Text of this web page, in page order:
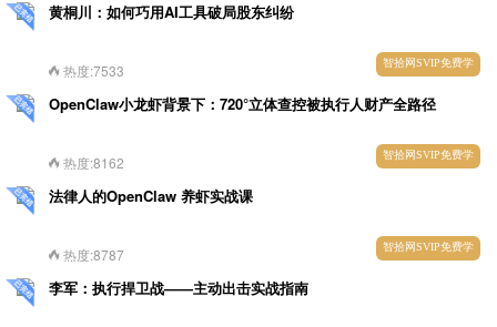
黄桐川：如何巧用AI工具破局股东纠纷
热度:7533 智拾网SVIP免费学
OpenClaw小龙虾背景下：720°立体查控被执行人财产全路径
热度:8162 智拾网SVIP免费学
法律人的OpenClaw 养虾实战课
热度:8787 智拾网SVIP免费学
李军：执行捍卫战——主动出击实战指南